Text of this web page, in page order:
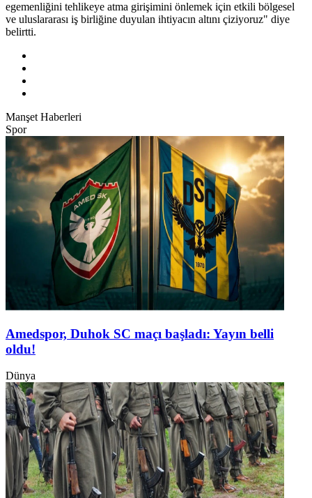
egemenliğini tehlikeye atma girişimini önlemek için etkili bölgesel
ve uluslararası iş birliğine duyulan ihtiyacın altını çiziyoruz" diye
belirtti.
Manşet Haberleri
Spor
Amedspor, Duhok SC maçı başladı: Yayın belli
oldu!
Dünya